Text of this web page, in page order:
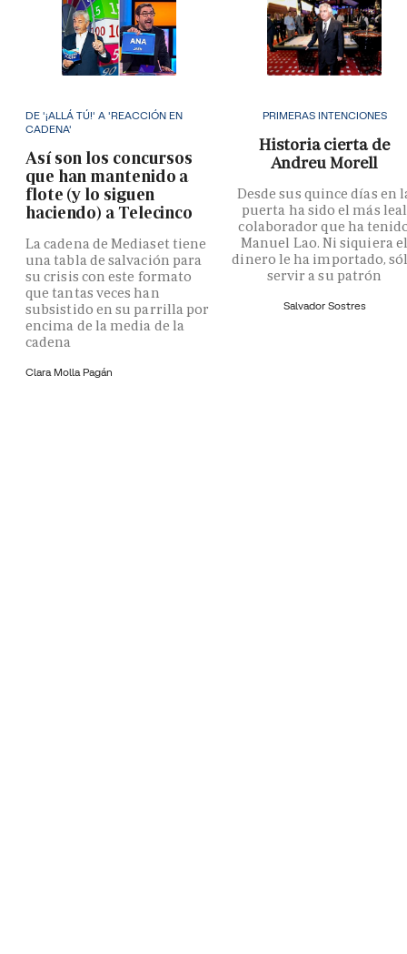
DE '¡ALLÁ TÚ!' A 'REACCIÓN EN
CADENA'
Así son los concursos
que han mantenido a
flote (y lo siguen
haciendo) a Telecinco
La cadena de Mediaset tiene
una tabla de salvación para
su crisis con este formato
que tantas veces han
subsistido en su parrilla por
encima de la media de la
cadena
Clara Molla Pagán
PRIMERAS INTENCIONES
Historia cierta de
Andreu Morell
Desde sus quince días en
puerta ha sido el más leal
colaborador que ha
Manuel Lao. Ni siquiera
dinero le ha importado,
servir a su patrón
Salvador Sostres